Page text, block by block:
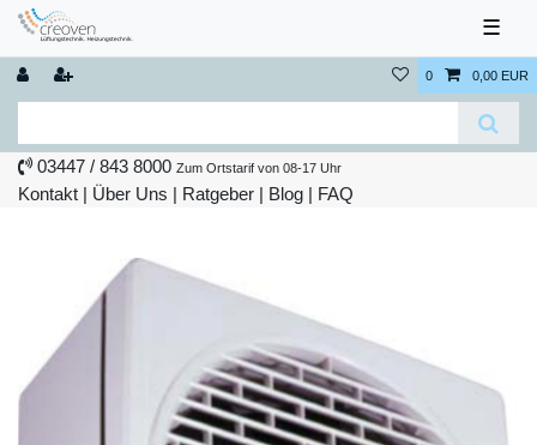
☰
0 0,00 EUR
03447 / 843 8000 Zum Ortstarif von 08-17 Uhr
Kontakt | Über Uns | Ratgeber | Blog | FAQ